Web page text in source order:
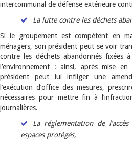
intercommunal de défense extérieure
La lutte contre les déchets
Si le groupement est compétent en
ménagers, son président peut se voir
contre les déchets abandonnés fixées
l’environnement : ainsi, après mise
président peut lui infliger une
l’exécution d’office des mesures,
nécessaires pour mettre fin à
journalières.
La réglementation de
espaces protégés,